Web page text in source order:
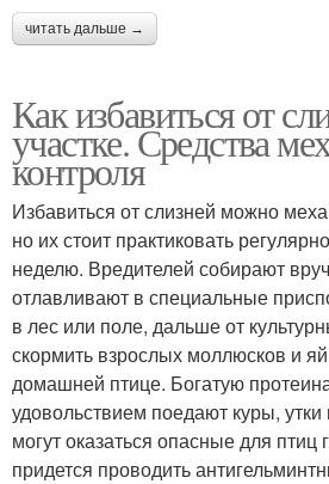
читать дальше →
Как избавиться от
участке. Средства
контроля
Избавиться от слизней можно
но их стоит практиковать
неделю. Вредителей собирают
отлавливают в специальные
в лес или поле, дальше от
скормить взрослых моллюсков и
домашней птице. Богатую
удовольствием поедают куры,
могут оказаться опасные для птиц
придется проводить